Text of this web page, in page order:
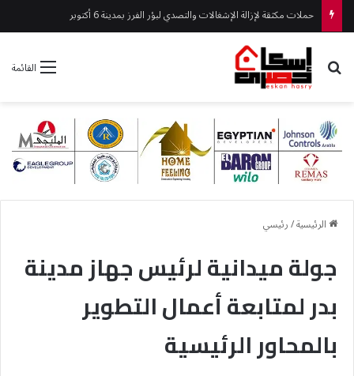
القائمة بحث عن
الرئيسية/رئيسي
جولة ميدانية لرئيس جهاز مدينة
بدر لمتابعة أعمال التطوير
بالمحاور الرئيسية